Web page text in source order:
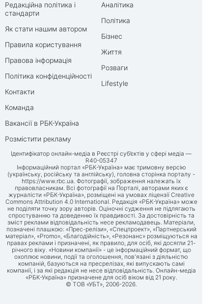
Редакційна політика і
стандарти
Як стати нашим автором
Правила користування
Правова інформація
Політика конфіденційності
Контакти
Команда
Вакансії в РБК-Україна
Розмістити рекламу
Аналітика
Політика
Бізнес
Життя
Розваги
Lifestyle
Ідентифікатор онлайн-медіа в Реєстрі суб’єктів у сфері медіа —
R40-05347
Інформаційний портал «РБК-Україна» має тримовну версію
(українську, російську та англійську), головна сторінка порталу -
https://www.rbc.ua. Фотографії, зображення належать їх
правовласникам. Всі фотографії на Порталі, авторами яких є
журналісти «РБК-Україна», розміщені на умовах ліцензії Creative
Commons Attribution 4.0 International. Редакція «РБК-Україна» може
не поділяти точку зору авторів. Оціночні судження не підлягають
спростуванню та доведенню їх правдивості. За достовірність та
зміст реклами відповідальність несе рекламодавець. Матеріали,
позначені плашкою: «Прес-релізи», «Спецпроект», «Партнерський
матеріал», «Promo», «Благодійність», «Резонанс» розміщуються на
правах реклами і призначені, як правило, для осіб, які досягли 21-
річного віку. «Новини компанії» - це інформаційний формат, що
охоплює новини, події та оголошення, пов'язані з діяльністю
компаній, базуються на пресрелізах, які випускають самі
компанії, і за які редакція не несе відповідальність. Онлайн-медіа
«РБК-Україна» призначене для осіб віком від 21 року.
© ТОВ «УБТ», 2006-2026.